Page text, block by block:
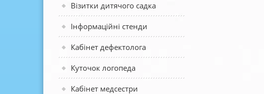
Візитки дитячого садка
Інформаційні стенди
Кабінет дефектолога
Куточок логопеда
Кабінет медсестри